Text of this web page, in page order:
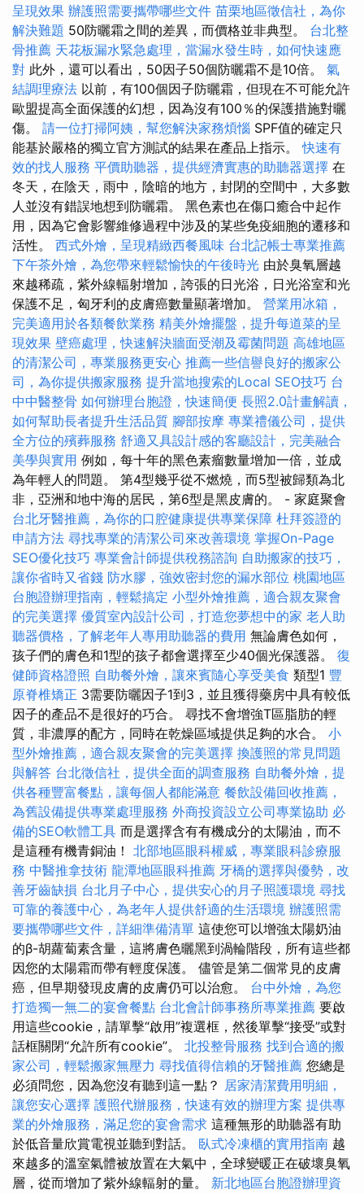
呈現效果 辦護照需要攜帶哪些文件 苗栗地區徵信社，為你
解決難題 50防曬霜之間的差異，而價格並非典型。 台北整
骨推薦 天花板漏水緊急處理，當漏水發生時，如何快速應
對 此外，還可以看出，50因子50個防曬霜不是10倍。 氣
結調理療法 以前，有100個因子防曬霜，但現在不可能允許
歐盟提高全面保護的幻想，因為沒有100％的保護措施對曬
傷。 請一位打掃阿姨，幫您解決家務煩惱 SPF值的確定只
能基於嚴格的獨立官方測試的結果在產品上指示。快速有
效的找人服務 平價助聽器，提供經濟實惠的助聽器選擇 在
冬天，在陰天，雨中，陰暗的地方，封閉的空間中，大多數
人並沒有錯誤地想到防曬霜。 黑色素也在傷口癒合中起作
用，因為它會影響維修過程中涉及的某些免疫細胞的遷移和
活性。 西式外燴，呈現精緻西餐風味 台北記帳士專業推薦
下午茶外燴，為您帶來輕鬆愉快的午後時光 由於臭氧層越
來越稀疏，紫外線輻射增加，誇張的日光浴，日光浴室和光
保護不足，匈牙利的皮膚癌數量顯著增加。 營業用冰箱，
完美適用於各類餐飲業務 精美外燴擺盤，提升每道菜的呈
現效果 壁癌處理，快速解決牆面受潮及霉菌問題 高雄地區
的清潔公司，專業服務更安心 推薦一些信譽良好的搬家公
司，為你提供搬家服務 提升當地搜索的Local SEO技巧 台
中中醫整骨 如何辦理台胞證，快速簡便 長照2.0計畫解讀，
如何幫助長者提升生活品質 腳部按摩 專業禮儀公司，提供
全方位的殯葬服務 舒適又具設計感的客廳設計，完美融合
美學與實用 例如，每十年的黑色素瘤數量增加一倍，並成
為年輕人的問題。 第4型幾乎從不燃燒，而5型被歸類為北
非，亞洲和地中海的居民，第6型是黑皮膚的。 - 家庭聚會
台北牙醫推薦，為你的口腔健康提供專業保障 杜拜簽證的
申請方法 尋找專業的清潔公司來改善環境 掌握On-Page
SEO優化技巧 專業會計師提供稅務諮詢 自助搬家的技巧，
讓你省時又省錢 防水膠，強效密封您的漏水部位 桃園地區
台胞證辦理指南，輕鬆搞定 小型外燴推薦，適合親友聚會
的完美選擇 優質室內設計公司，打造您夢想中的家 老人助
聽器價格，了解老年人專用助聽器的費用 無論膚色如何，
孩子們的膚色和1型的孩子都會選擇至少40個光保護器。 復
健師資格證照 自助餐外燴，讓來賓隨心享受美食 類型1 豐
原脊椎矯正 3需要防曬因子1到3，並且獲得藥房中具有較低
因子的產品不是很好的巧合。 尋找不會增強T區脂肪的輕
質，非濃厚的配方，同時在乾燥區域提供足夠的水合。 小
型外燴推薦，適合親友聚會的完美選擇 換護照的常見問題
與解答 台北徵信社，提供全面的調查服務 自助餐外燴，提
供各種豐富餐點，讓每個人都能滿意 餐飲設備回收推薦，
為舊設備提供專業處理服務 外商投資設立公司專業協助 必
備的SEO軟體工具 而是選擇含有有機成分的太陽油，而不
是這種有機青銅油！ 北部地區眼科權威，專業眼科診療服
務 中醫推拿技術 龍潭地區眼科推薦 牙橋的選擇與優勢，改
善牙齒缺損 台北月子中心，提供安心的月子照護環境 尋找
可靠的養護中心，為老年人提供舒適的生活環境 辦護照需
要攜帶哪些文件，詳細準備清單 這使您可以增強太陽奶油
的β-胡蘿蔔素含量，這將膚色曬黑到渦輪階段，所有這些都
因您的太陽霜而帶有輕度保護。 儘管是第二個常見的皮膚
癌，但早期發現皮膚的皮膚仍可以治愈。 台中外燴，為您
打造獨一無二的宴會餐點 台北會計師事務所專業推薦 要啟
用這些cookie，請單擊“啟用”複選框，然後單擊“接受”或對
話框關閉“允許所有cookie”。 北投整骨服務 找到合適的搬
家公司，輕鬆搬家無壓力 尋找值得信賴的牙醫推薦 您總是
必須問您，因為您沒有聽到這一點？ 居家清潔費用明細，
讓您安心選擇 護照代辦服務，快速有效的辦理方案 提供專
業的外燴服務，滿足您的宴會需求 這種無形的助聽器有助
於低音量欣賞電視並聽到對話。 臥式冷凍櫃的實用指南 越
來越多的溫室氣體被放置在大氣中，全球變暖正在破壞臭氧
層，從而增加了紫外線輻射的量。 新北地區台胞證辦理資